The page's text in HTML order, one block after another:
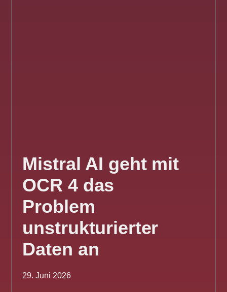
Mistral AI geht mit
OCR 4 das
Problem
unstrukturierter
Daten an
29. Juni 2026